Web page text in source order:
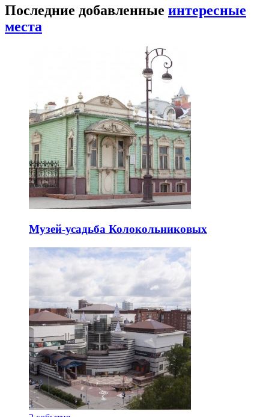
Последние добавленные интересные
места
Музей-усадьба Колокольниковых